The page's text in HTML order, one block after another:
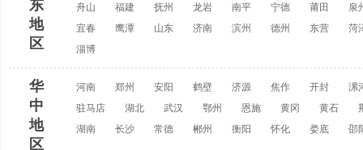
东
地
区
舟山
福建 抚州 龙岩 南平 宁德 莆田
泉
宜春
鹰潭 山东 济南 滨州 德州 东营
菏
淄博
华
中
地
区
河南 郑州 安阳 鹤壁 济源 焦作 开封
漯
驻马店
湖北 武汉 鄂州 恩施 黄冈 黄石
湖南
长沙 常德 郴州 衡阳 怀化 娄底 邵